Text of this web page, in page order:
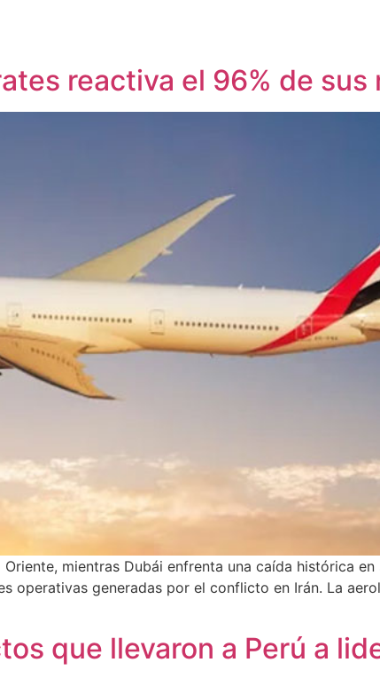
reactiva el 96% de sus
mientras Dubái enfrenta una caída histórica
operativas generadas por el conflicto en Irán. La
que llevaron a Perú a